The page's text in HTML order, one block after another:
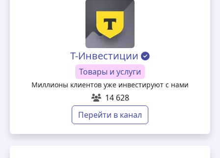
Т-Инвестиции
Товары и услуги
Миллионы клиентов уже инвестируют с нами
14 628
Перейти в канал